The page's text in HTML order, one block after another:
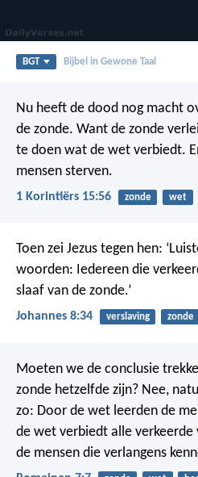
BGT Bijbel in Gewone Taal
Nu heeft de dood nog macht
de zonde. Want de zonde
te doen wat de wet verbiedt.
mensen sterven.
1 Korintiërs 15:56 zonde wet
Toen zei Jezus tegen hen:
woorden: Iedereen die
slaaf van de zonde.’
Johannes 8:34 verslaving zonde
Moeten we de conclusie
zonde hetzelfde zijn? Nee,
zo: Door de wet leerden de
de wet verbiedt alle verkeerde
de mensen die verlangens